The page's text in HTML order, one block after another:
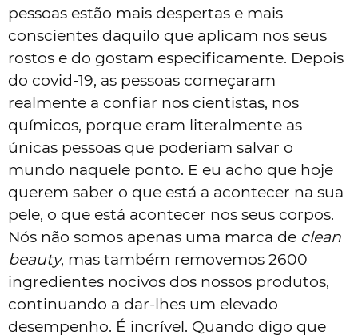
pessoas estão mais despertas e mais
conscientes daquilo que aplicam nos seus
rostos e do gostam especificamente. Depois
do covid-19, as pessoas começaram
realmente a confiar nos cientistas, nos
químicos, porque eram literalmente as
únicas pessoas que poderiam salvar o
mundo naquele ponto. E eu acho que hoje
querem saber o que está a acontecer na sua
pele, o que está acontecer nos seus corpos.
Nós não somos apenas uma marca de clean
beauty, mas também removemos 2600
ingredientes nocivos dos nossos produtos,
continuando a dar-lhes um elevado
desempenho. É incrível. Quando digo que